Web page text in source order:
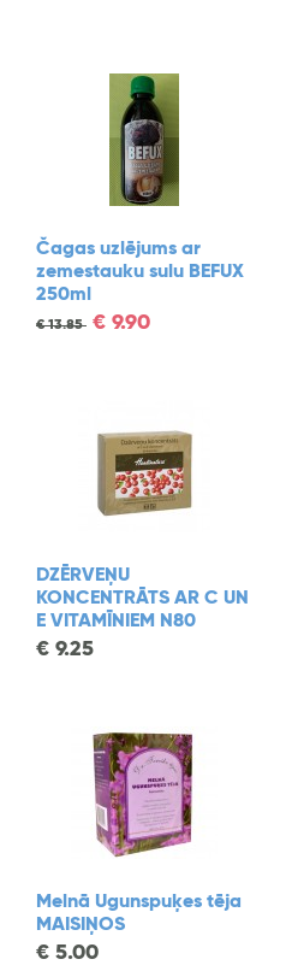
Čagas uzlējums ar
zemestauku sulu BEFUX
250ml
€13.85 € 9.90
DZĒRVEŅU
KONCENTRĀTS AR C UN
E VITAMĪNIEM N80
€ 9.25
Melnā Ugunspuķes tēja
MAISIŅOS
€ 5.00